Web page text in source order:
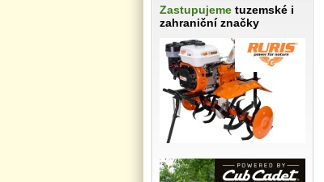
Zastupujeme tuzemské i
zahraniční značky